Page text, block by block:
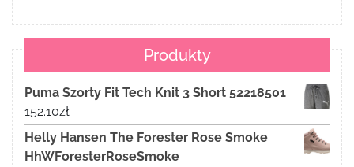
Produkty
Puma Szorty Fit Tech Knit 3 Short 52218501
152.10zł
Helly Hansen The Forester Rose Smoke
HhWForesterRoseSmoke